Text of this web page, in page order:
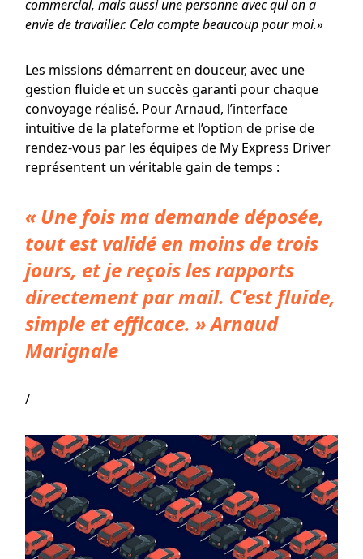
commercial, mais aussi une personne avec qui on a
envie de travailler. Cela compte beaucoup pour moi.»
Les missions démarrent en douceur, avec une
gestion fluide et un succès garanti pour chaque
convoyage réalisé. Pour Arnaud, l’interface
intuitive de la plateforme et l’option de prise de
rendez-vous par les équipes de My Express Driver
représentent un véritable gain de temps :
« Une fois ma demande déposée,
tout est validé en moins de trois
jours, et je reçois les rapports
directement par mail. C’est fluide,
simple et efficace. » Arnaud
Marignale
/